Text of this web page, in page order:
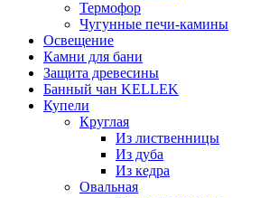
Термофор
Чугунные печи-камины
Освещение
Камни для бани
Защита древесины
Банный чан KELLEK
Купели
Круглая
Из лиственницы
Из дуба
Из кедра
Овальная